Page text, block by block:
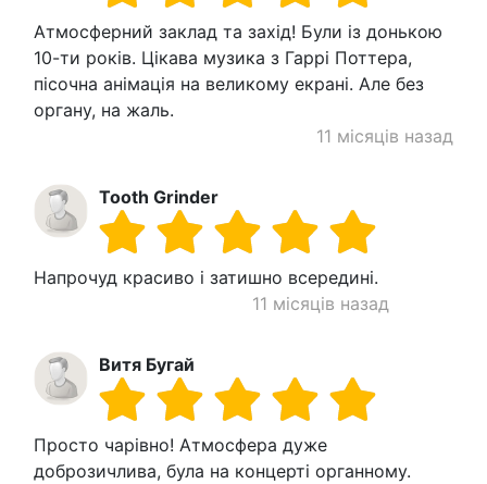
Атмосферний заклад та захід! Були із донькою
10-ти років. Цікава музика з Гаррі Поттера,
пісочна анімація на великому екрані. Але без
органу, на жаль.
11 місяців назад
Tooth Grinder
Напрочуд красиво і затишно всередині.
11 місяців назад
Витя Бугай
Просто чарівно! Атмосфера дуже
доброзичлива, була на концерті органному.